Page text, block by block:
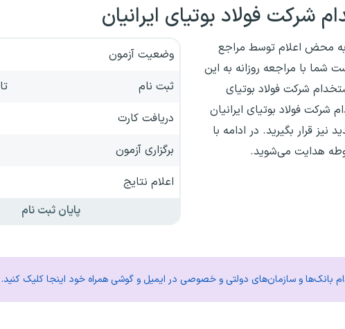
شرکت فولاد بوتیای ایرانیان
به محض اعلام توسط مراجع
با مراجعه روزانه به این
شرکت فولاد بوتیای
شرکت فولاد بوتیای ایرانیان
قرار بگیرید. در ادامه با
هدایت می‌شوید.
وضعیت آزمون
ثبت نام
تا ۳۱ خرداد ۱۴۰۵
دریافت کارت
برگزاری آزمون
اعلام نتایج
پایان ثبت نام
بانک‌ها و سازمان‌های دولتی و خصوصی در ایمیل و گوشی همراه خود اینجا کلیک کنید.